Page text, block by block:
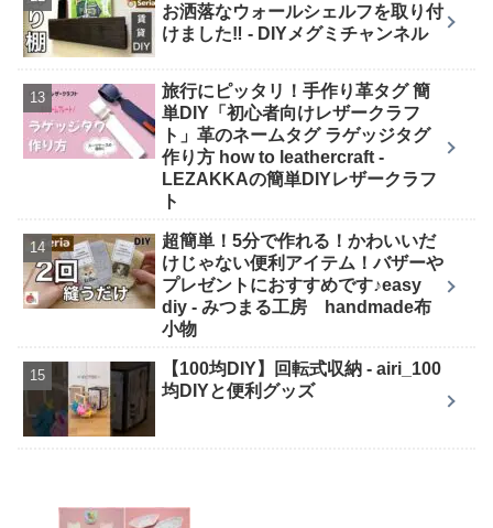
お洒落なウォールシェルフを取り付
けました‼︎ - DIYメグミチャンネル
旅行にピッタリ！手作り革タグ 簡
単DIY「初心者向けレザークラフ
ト」革のネームタグ ラゲッジタグ
作り方 how to leathercraft -
LEZAKKAの簡単DIYレザークラフ
ト
超簡単！5分で作れる！かわいいだ
けじゃない便利アイテム！バザーや
プレゼントにおすすめです♪easy
diy - みつまる工房 handmade布
小物
【100均DIY】回転式収納 - airi_100
均DIYと便利グッズ